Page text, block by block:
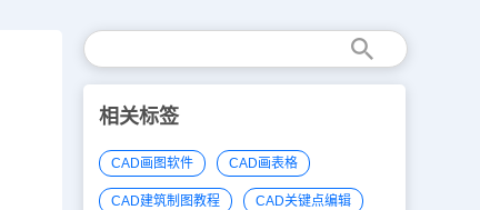
相关标签
CAD画图软件 CAD画表格
CAD建筑制图教程 CAD关键点编辑